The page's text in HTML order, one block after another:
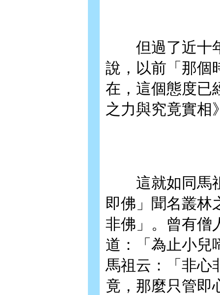
但過了近十年
說，以前「那個
在，這個態度已
之力與究竟實相
這就如同馬祖
即佛」聞名叢林
非佛」。曾有僧
道：「為止小兒
馬祖云：「非心
竟，那麼只管即